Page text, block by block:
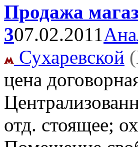
Продажа
307.02.2011
Сухаревской
цена
отд. стоящее;